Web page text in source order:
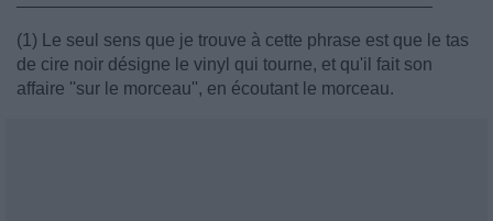
(1) Le seul sens que je trouve à cette phrase est que le tas
de cire noir désigne le vinyl qui tourne, et qu'il fait son
affaire ''sur le morceau'', en écoutant le morceau.